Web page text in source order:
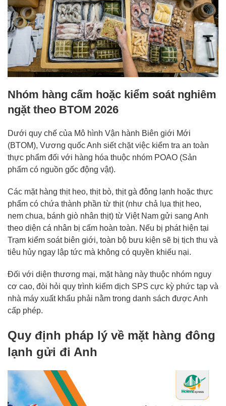
Nhóm hàng cấm hoặc kiểm soát nghiêm
ngặt theo BTOM 2026
Dưới quy chế của Mô hình Vận hành Biên giới Mới
(BTOM), Vương quốc Anh siết chặt việc kiểm tra an toàn
thực phẩm đối với hàng hóa thuộc nhóm POAO (Sản
phẩm có nguồn gốc động vật).
Các mặt hàng thịt heo, thịt bò, thịt gà đông lạnh hoặc thực
phẩm có chứa thành phần từ thịt (như chả lụa thịt heo,
nem chua, bánh giò nhân thịt) từ Việt Nam gửi sang Anh
theo diện cá nhân bị cấm hoàn toàn. Nếu bị phát hiện tại
Trạm kiểm soát biên giới, toàn bộ bưu kiện sẽ bị tịch thu và
tiêu hủy ngay lập tức mà không có quyền khiếu nại.
Đối với diện thương mại, mặt hàng này thuộc nhóm nguy
cơ cao, đòi hỏi quy trình kiểm dịch SPS cực kỳ phức tạp và
nhà máy xuất khẩu phải nằm trong danh sách được Anh
cấp phép.
Quy định pháp lý về mặt hàng đông
lạnh gửi đi Anh